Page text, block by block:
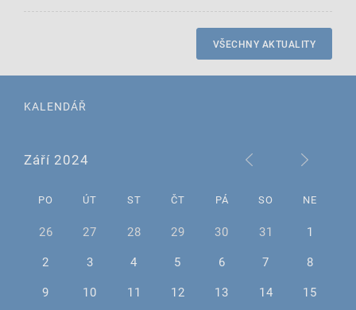
VŠECHNY AKTUALITY
KALENDÁŘ
Září 2024
PO ÚT ST ČT PÁ SO NE
26 27 28 29 30 31
1
2
3 4 5 6 7
8
9
10 11 12 13 14
15